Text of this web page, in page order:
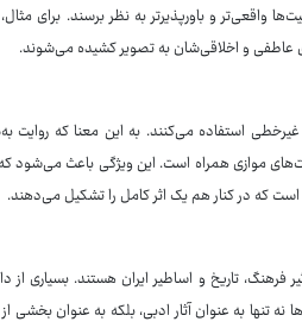
واقعی‌تر و باورپذیرتر به نظر برسند. برای
عاطفی و اخلاقی‌شان به تصویر کشیده می‌شوند.
استفاده می‌کنند. به این معنا که روایت
موازی همراه است. این ویژگی باعث می‌شود
که در کنار هم یک اثر کامل را تشکیل می‌دهند.
تاریخ و اساطیر ایران هستند. بسیاری از
به عنوان آثار ادبی، بلکه به عنوان بخشی